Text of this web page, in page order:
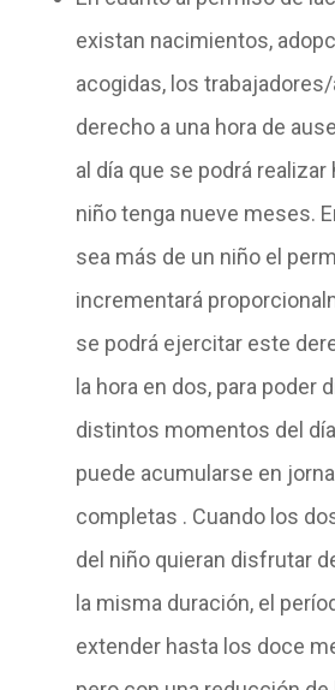
existan nacimientos,
acogidas, los
derecho a una hora de
al día que se podrá realizar
niño tenga nueve meses.
sea más de un niño el
incrementará
se podrá ejercitar este
la hora en dos, para poder
distintos momentos del
puede acumularse en
completas . Cuando los
del niño quieran disfrutar
la misma duración, el
extender hasta los doce